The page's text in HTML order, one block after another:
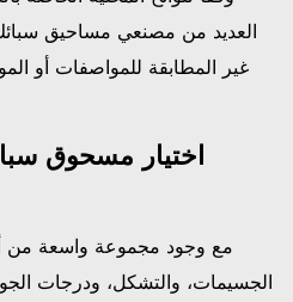
العديد من مصنعي مساحيق
غير المطابقة للمواصفات أو
اختيار مسحوق
مع وجود مجموعة واسعة من
الجسيمات، والتشكل، ودرجات